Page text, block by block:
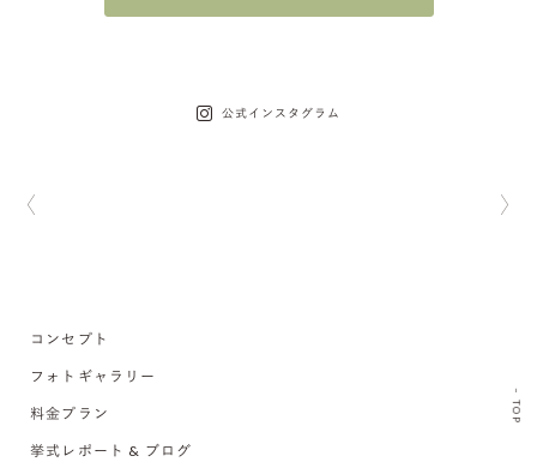
公式インスタグラム
TOP
コンセプト
フォトギャラリー
料金プラン
挙式レポート & ブログ